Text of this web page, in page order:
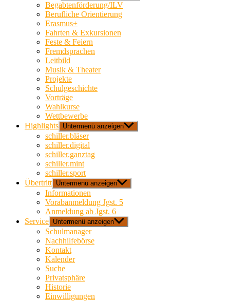
Begabtenförderung/ILV
Berufliche Orientierung
Erasmus+
Fahrten & Exkursionen
Feste & Feiern
Fremdsprachen
Leitbild
Musik & Theater
Projekte
Schulgeschichte
Vorträge
Wahlkurse
Wettbewerbe
Highlights Untermenü anzeigen
schiller.bläser
schiller.digital
schiller.ganztag
schiller.mint
schiller.sport
Übertritt Untermenü anzeigen
Informationen
Vorabanmeldung Jgst. 5
Anmeldung ab Jgst. 6
Service Untermenü anzeigen
Schulmanager
Nachhilfebörse
Kontakt
Kalender
Suche
Privatsphäre
Historie
Einwilligungen